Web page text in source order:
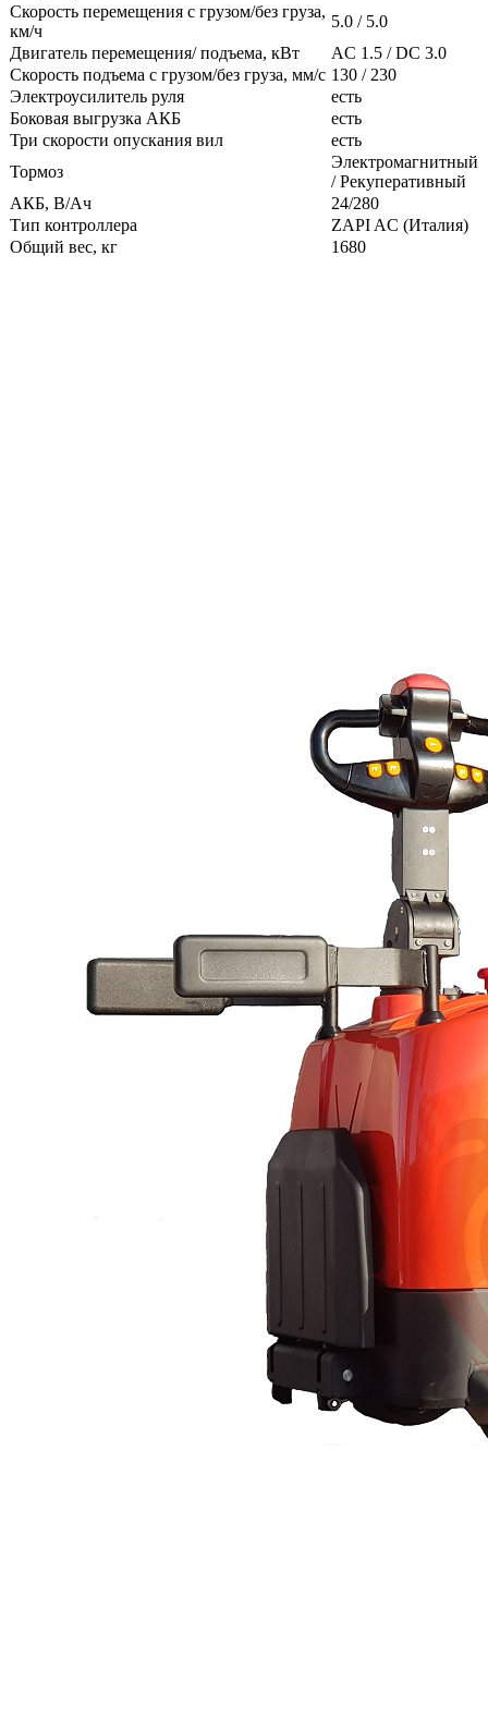
Скорость перемещения с грузом/без груза,
км/ч
5.0 / 5.0
Двигатель перемещения/ подъема, кВт
AC 1.5 / DC 3.0
Скорость подъема с грузом/без груза, мм/с 130 / 230
Электроусилитель руля
есть
Боковая выгрузка АКБ
есть
Три скорости опускания вил
есть
Тормоз
Электромагнитный
/ Рекуперативный
АКБ, В/Ач
24/280
Тип контроллера
ZAPI AC (Италия)
Общий вес, кг
1680